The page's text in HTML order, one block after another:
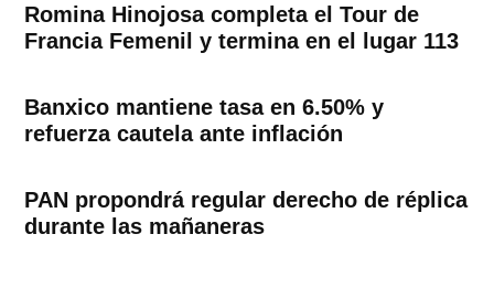
Romina Hinojosa completa el Tour de
Francia Femenil y termina en el lugar 113
Banxico mantiene tasa en 6.50% y
refuerza cautela ante inflación
PAN propondrá regular derecho de réplica
durante las mañaneras